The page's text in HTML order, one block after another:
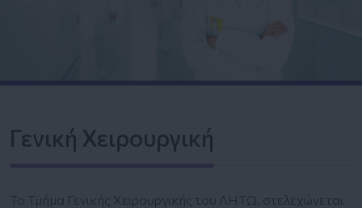
Γενική Χειρουργική
Το Τμήμα Γενικής Χειρουργικής του ΛΗΤΩ, στελεχώνεται